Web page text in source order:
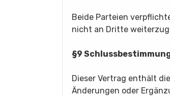
Beide Parteien
nicht an Dritte
§9
Dieser Vertrag enthält
Änderungen oder